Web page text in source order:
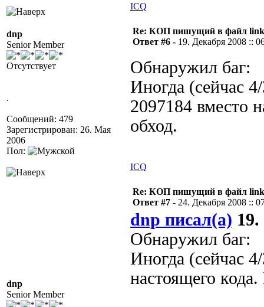
ICQ
dnp
Senior Member
Отсутствует
.
Сообщений: 479
Зарегистрирован: 26. Мая
2006
Пол:
Re: КОП пишущий в файл
Ответ #6 - 19. Декабря 2008 ::
Обнаружил баг:
Иногда (сейчас
2097184 вместо
обход.
ICQ
dnp
Senior Member
Re: КОП пишущий в файл
Ответ #7 - 24. Декабря 2008 ::
dnp писал(а)
Обнаружил баг:
Иногда (сейчас
настоящего